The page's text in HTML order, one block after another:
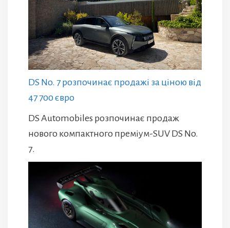
DS No. 7 розпочинає продажі за ціною від
47 700 євро
DS Automobiles розпочинає продаж
нового компактного преміум-SUV DS No.
7.